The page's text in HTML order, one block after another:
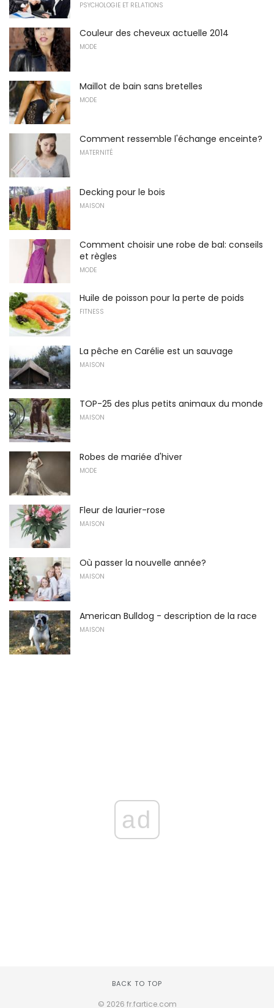
PSYCHOLOGIE ET RELATIONS
Couleur des cheveux actuelle 2014
MODE
Maillot de bain sans bretelles
MODE
Comment ressemble l'échange enceinte?
MATERNITÉ
Decking pour le bois
MAISON
Comment choisir une robe de bal: conseils
et règles
MODE
Huile de poisson pour la perte de poids
FITNESS
La pêche en Carélie est un sauvage
MAISON
TOP-25 des plus petits animaux du monde
MAISON
Robes de mariée d'hiver
MODE
Fleur de laurier-rose
MAISON
Où passer la nouvelle année?
MAISON
American Bulldog - description de la race
MAISON
ad
BACK TO TOP
© 2026 fr.fartice.com